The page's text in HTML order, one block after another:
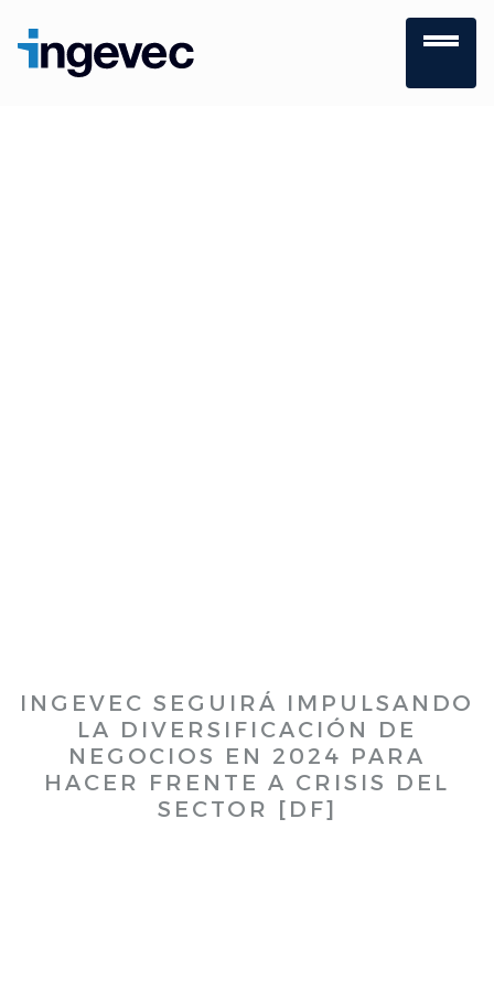
INGEVEC SEGUIRÁ IMPULSANDO
LA DIVERSIFICACIÓN DE
NEGOCIOS EN 2024 PARA
HACER FRENTE A CRISIS DEL
SECTOR [DF]